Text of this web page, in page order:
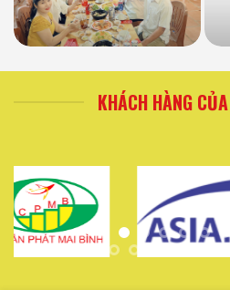
KHÁCH HÀNG